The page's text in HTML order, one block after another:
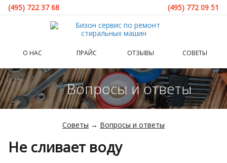
(495) 722 37 68 (495) 772 09 51
О НАС ПРАЙС ОТЗЫВЫ СОВЕТЫ
Вопросы и ответы
Советы → Вопросы и ответы
Не сливает воду